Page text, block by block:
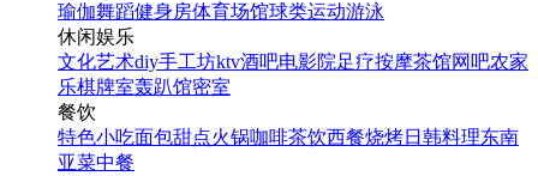
瑜伽舞蹈健身房体育场馆球类运动游泳
休闲娱乐
文化艺术diy手工坊ktv酒吧电影院足疗按摩茶馆网吧农家
乐棋牌室轰趴馆密室
餐饮
特色小吃面包甜点火锅咖啡茶饮西餐烧烤日韩料理东南
亚菜中餐